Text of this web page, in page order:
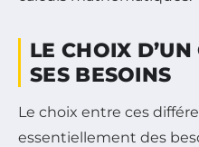
LE CHOIX
SES BESOINS
Le choix entre ces
essentiellement des